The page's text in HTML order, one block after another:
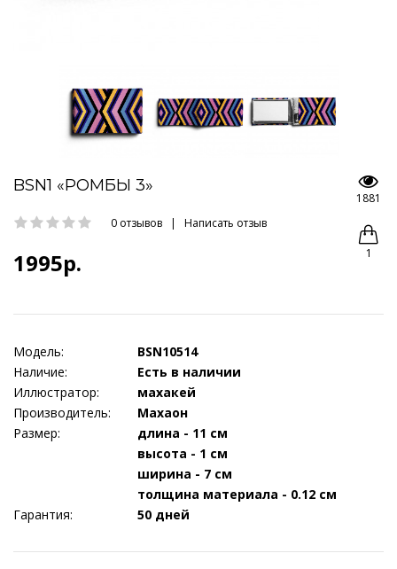
BSN1 «РОМБЫ 3»
0 отзывов | Написать отзыв
1995р.
1881
1
Модель:
BSN10514
Наличие:
Есть в наличии
Иллюстратор:
махакей
Производитель:
Махаон
Размер:
длина - 11 см
высота - 1 см
ширина - 7 см
толщина материала - 0.12 см
Гарантия:
50 дней